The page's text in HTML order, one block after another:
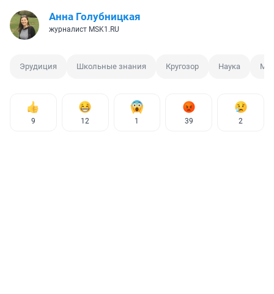
Анна Голубницкая
журналист MSK1.RU
Эрудиция Школьные знания Кругозор Наука
9 12 1 39 2